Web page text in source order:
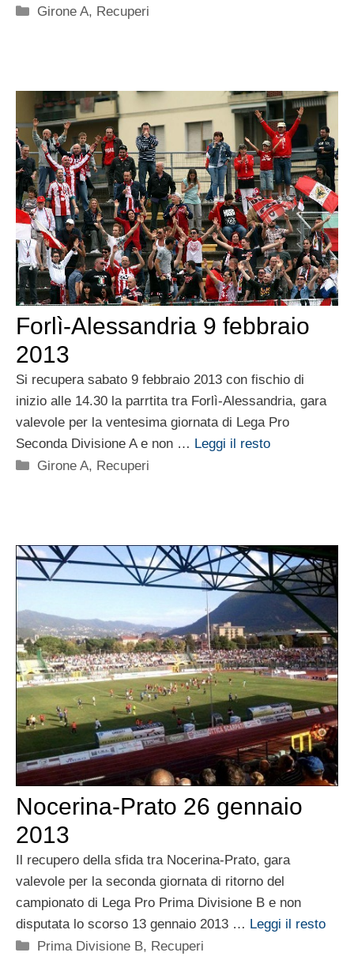
Categorie
Girone A, Recuperi
Forlì-Alessandria 9 febbraio
2013
Si recupera sabato 9 febbraio 2013 con fischio di
inizio alle 14.30 la parrtita tra Forlì-Alessandria, gara
valevole per la ventesima giornata di Lega Pro
Seconda Divisione A e non … Leggi il resto
Categorie
Girone A, Recuperi
Nocerina-Prato 26 gennaio
2013
Il recupero della sfida tra Nocerina-Prato, gara
valevole per la seconda giornata di ritorno del
campionato di Lega Pro Prima Divisione B e non
disputata lo scorso 13 gennaio 2013 … Leggi il resto
Categorie
Prima Divisione B, Recuperi